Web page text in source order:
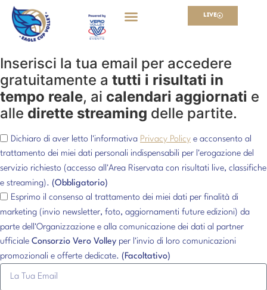
Live
ACCESSO LIVE
Inserisci la tua email per accedere
gratuitamente a tutti i risultati in
tempo reale, ai calendari aggiornati e
alle dirette streaming delle partite.
Dichiaro di aver letto l'informativa Privacy Policy e acconsento al
trattamento dei miei dati personali indispensabili per l'erogazione del
servizio richiesto (accesso all'Area Riservata con risultati live, classifiche
e streaming). (Obbligatorio)
Esprimo il consenso al trattamento dei miei dati per finalità di
marketing (invio newsletter, foto, aggiornamenti future edizioni) da
parte dell'Organizzazione e alla comunicazione dei dati al partner
ufficiale Consorzio Vero Volley per l'invio di loro comunicazioni
promozionali e offerte dedicate. (Facoltativo)